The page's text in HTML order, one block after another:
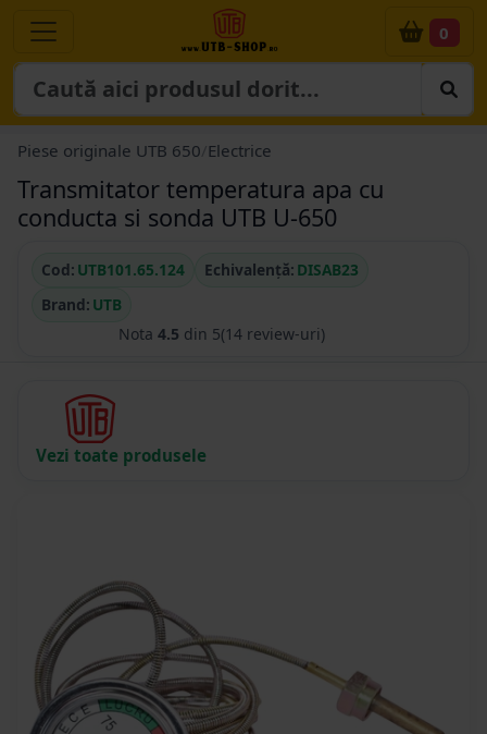
0
Piese originale UTB 650 Electrice
Transmitator temperatura apa cu
conducta si sonda UTB U-650
Cod: UTB101.65.124 Echivalență: DISAB23
Brand: UTB
Nota 4.5 din 5(14 review-uri)
Vezi toate produsele